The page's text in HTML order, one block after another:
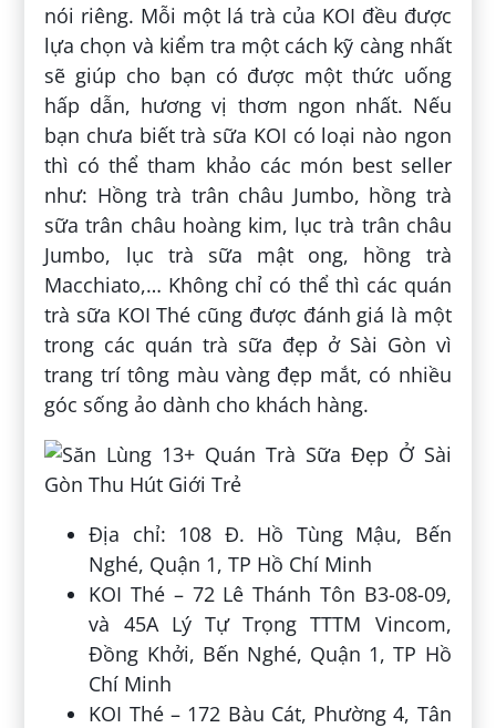
nói riêng. Mỗi một lá trà của KOI đều được
lựa chọn và kiểm tra một cách kỹ càng nhất
sẽ giúp cho bạn có được một thức uống
hấp dẫn, hương vị thơm ngon nhất. Nếu
bạn chưa biết trà sữa KOI có loại nào ngon
thì có thể tham khảo các món best seller
như: Hồng trà trân châu Jumbo, hồng trà
sữa trân châu hoàng kim, lục trà trân châu
Jumbo, lục trà sữa mật ong, hồng trà
Macchiato,… Không chỉ có thể thì các quán
trà sữa KOI Thé cũng được đánh giá là một
trong các quán trà sữa đẹp ở Sài Gòn vì
trang trí tông màu vàng đẹp mắt, có nhiều
góc sống ảo dành cho khách hàng.
Địa chỉ: 108 Đ. Hồ Tùng Mậu, Bến
Nghé, Quận 1, TP Hồ Chí Minh
KOI Thé – 72 Lê Thánh Tôn B3-08-09,
và 45A Lý Tự Trọng TTTM Vincom,
Đồng Khởi, Bến Nghé, Quận 1, TP Hồ
Chí Minh
KOI Thé – 172 Bàu Cát, Phường 4, Tân